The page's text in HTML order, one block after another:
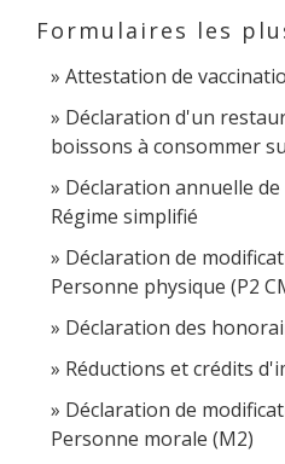
Formulaires les
Attestation de
Déclaration d'un
boissons à consommer
Déclaration annuelle
Régime simplifié
Déclaration de
Personne physique (P2
Déclaration des
Réductions et crédits
Déclaration de
Personne morale (M2)